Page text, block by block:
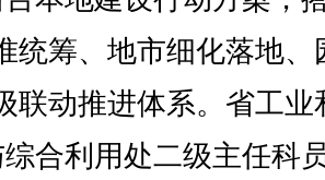
统筹、地市细化落地、
联动推进体系。省工业
合利用处二级主任科